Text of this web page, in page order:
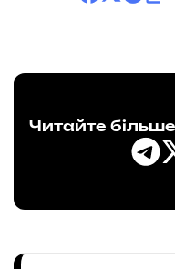
Читайте